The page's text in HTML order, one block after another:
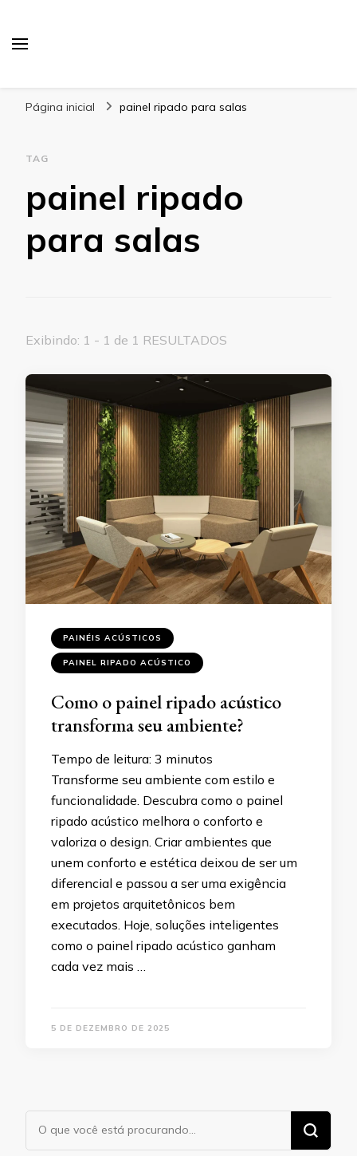
Página inicial painel ripado para salas
TAG
painel ripado
para salas
Exibindo: 1 - 1 de 1 RESULTADOS
PAINÉIS ACÚSTICOS
PAINEL RIPADO ACÚSTICO
Como o painel ripado acústico
transforma seu ambiente?
Tempo de leitura: 3 minutos
Transforme seu ambiente com estilo e
funcionalidade. Descubra como o painel
ripado acústico melhora o conforto e
valoriza o design. Criar ambientes que
unem conforto e estética deixou de ser um
diferencial e passou a ser uma exigência
em projetos arquitetônicos bem
executados. Hoje, soluções inteligentes
como o painel ripado acústico ganham
cada vez mais …
5 DE DEZEMBRO DE 2025
Procurando
algo?